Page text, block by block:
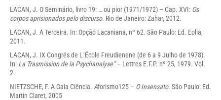
LACAN, J. O Seminário, livro 19: … ou pior (1971/1972) – Cap. XVI: Os
corpos aprisionados pelo discurso. Rio de Janeiro: Zahar, 2012.
LACAN, J. A Terceira. In: Opção Lacaniana, nº 62. São Paulo: Ed. Eolia,
2011.
LACAN, J. IX Congrés de L´École Freudienene (de 6 a 9 Julho de 1978).
In: La Trasmission de la Psychanalyse”– Lettres E.F.P. nº 25, 1979. Vol.
2.
NIETZSCHE, F. A Gaia Ciência. Aforismo125 – O Insensato. São Paulo: Ed.
Martin Claret, 2005